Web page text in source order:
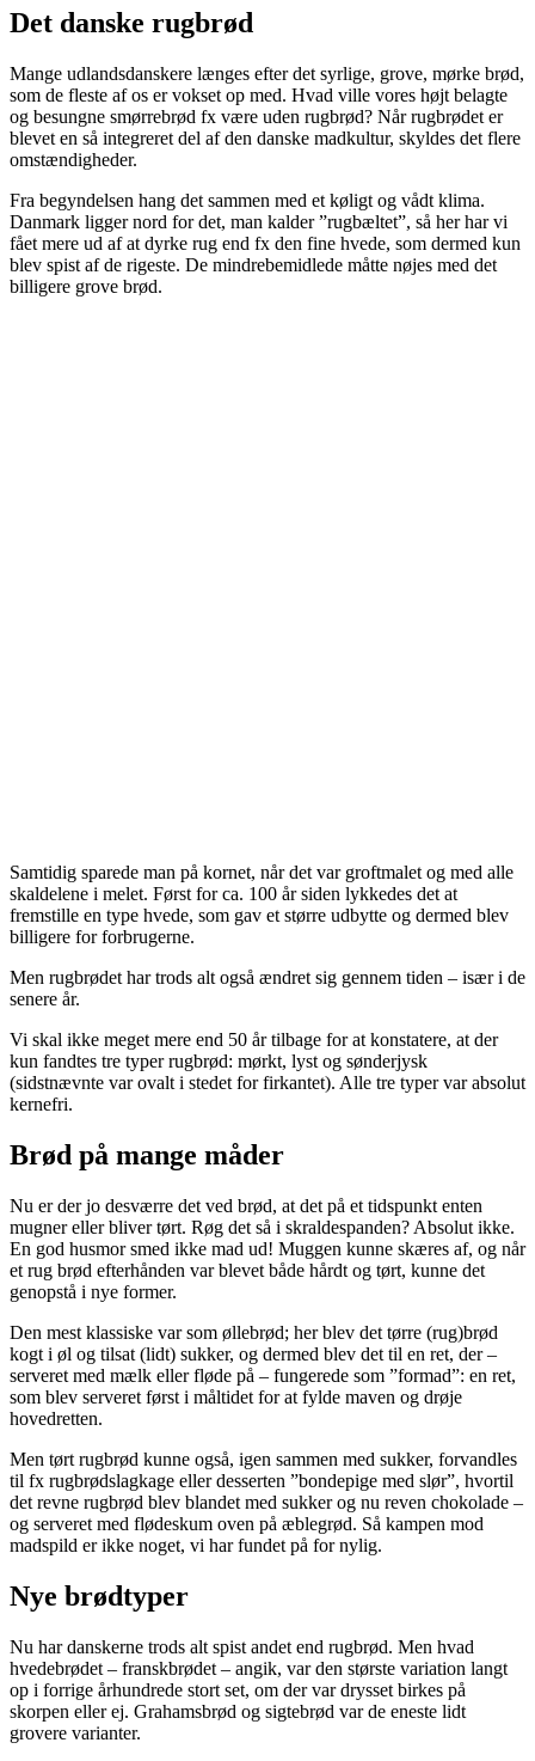
Det danske rugbrød
Mange udlandsdanskere længes efter det syrlige, grove, mørke brød,
som de fleste af os er vokset op med. Hvad ville vores højt belagte
og besungne smørrebrød fx være uden rugbrød? Når rugbrødet er
blevet en så integreret del af den danske madkultur, skyldes det flere
omstændigheder.
Fra begyndelsen hang det sammen med et køligt og vådt klima.
Danmark ligger nord for det, man kalder ”rugbæltet”, så her har vi
fået mere ud af at dyrke rug end fx den fine hvede, som dermed kun
blev spist af de rigeste. De mindrebemidlede måtte nøjes med det
billigere grove brød.
Samtidig sparede man på kornet, når det var groftmalet og med alle
skaldelene i melet. Først for ca. 100 år siden lykkedes det at
fremstille en type hvede, som gav et større udbytte og dermed blev
billigere for forbrugerne.
Men rugbrødet har trods alt også æn­dret sig gennem tiden – især i de
senere år.
Vi skal ikke meget mere end 50 år tilbage for at konstatere, at der
kun fandtes tre typer rugbrød: mørkt, lyst og sønderjysk
(sidstnævnte var ovalt i stedet for firkan­tet). Alle tre typer var absolut
kernefri.
Brød på mange måder
Nu er der jo desværre det ved brød, at det på et tidspunkt enten
mugner eller bliver tørt. Røg det så i skraldespanden? Absolut ikke.
En god husmor smed ikke mad ud! Muggen kunne skæres af, og når
et rug­ brød efterhånden var blevet både hårdt og tørt, kunne det
genopstå i nye former.
Den mest klassiske var som øllebrød; her blev det tørre (rug)brød
kogt i øl og tilsat (lidt) sukker, og dermed blev det til en ret, der –
serveret med mælk eller fløde på – fungerede som ”formad”: en ret,
som blev serveret først i måltidet for at fylde maven og drøje
hovedretten.
Men tørt rugbrød kunne også, igen sammen med sukker, forvandles
til fx rug­brødslagkage eller desserten ”bondepige med slør”, hvortil
det revne rugbrød blev blandet med sukker og nu reven chokolade –
og serveret med flødeskum oven på æblegrød. Så kampen mod
madspild er ikke noget, vi har fundet på for nylig.
Nye brødtyper
Nu har danskerne trods alt spist andet end rugbrød. Men hvad
hvedebrødet – fransk­brødet – angik, var den største variation langt
op i forrige århundrede stort set, om der var drysset birkes på
skorpen eller ej. Grahamsbrød og sigtebrød var de eneste lidt
grovere varianter.